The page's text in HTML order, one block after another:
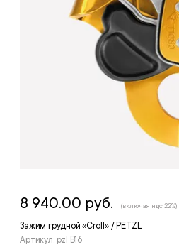
Зажим грудной «Croll» / PETZL
Артикул: pzl B16
8 940.00 руб. (включая ндс 22%)